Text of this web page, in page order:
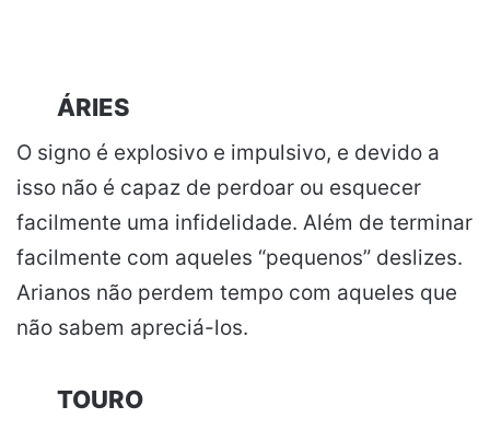
ÁRIES
O signo é explosivo e impulsivo, e devido a
isso não é capaz de perdoar ou esquecer
facilmente uma infidelidade. Além de terminar
facilmente com aqueles “pequenos” deslizes.
Arianos não perdem tempo com aqueles que
não sabem apreciá-los.
TOURO